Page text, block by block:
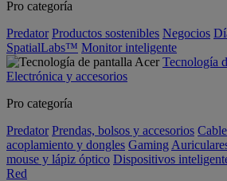
Pro categoría
Predator Productos sostenibles Negocios
SpatialLabs™ Monitor inteligente
Tecnología
Electrónica y accesorios
Pro categoría
Predator Prendas, bolsos y accesorios
acoplamiento y dongles Gaming
mouse y lápiz óptico Dispositivos
Red